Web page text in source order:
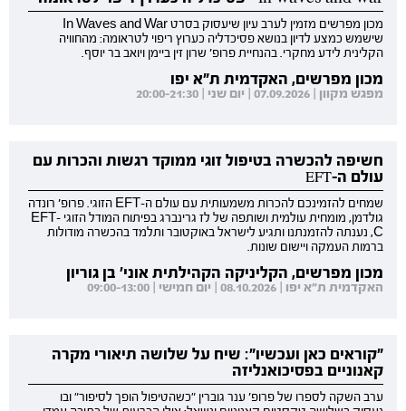
מכון מפרשים מזמין לערב עיון שיעסוק בסרט In Waves and War
שישמש כמצע לדיון בנושא פסיכדליה כערוץ ריפוי לטראומה: מהחוויה
הקלינית לידע מחקרי. בהנחיית פרופ' שרון זין ביימן ויואב בר יוסף.
מכון מפרשים, האקדמית ת"א יפו
מפגש מקוון | 07.09.2026 | יום שני | 20:00-21:30
חשיפה להכשרה בטיפול זוגי ממוקד רגשות והכרות עם
עולם ה-EFT
שמחים להזמינכם להכרות משמעותית עם עולם ה-EFT הזוגי. פרופ' רונדה
גולדמן, מומחית עולמית ושותפה של לז גרינברג בפיתוח המודל הזוגי EFT-
C, נענתה להזמנתנו ותגיע לישראל באוקטובר ותלמד בהכשרה מודולות
ברמות העמקה ויישום שונות.
מכון מפרשים, הקליניקה הקהילתית אוני' בן גוריון
האקדמית ת"א יפו | 08.10.2026 | יום חמישי | 09:00-13:00
"קוראים כאן ועכשיו": שיח על שלושה תיאורי מקרה
קאנוניים בפסיכואנליזה
ערב השקה לספרו של פרופ' ענר גוברין "כשהטיפול הופך לסיפור" ובו